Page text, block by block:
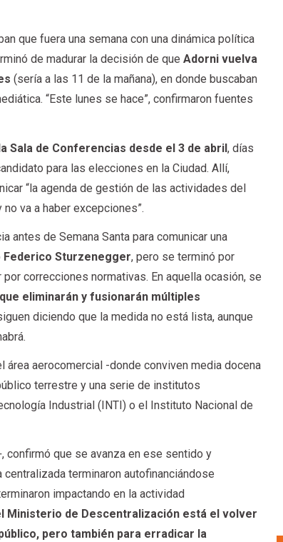
que fuera una semana con una dinámica política
de madurar la decisión de queAdorni vuelva
(sería a las 11 de la mañana), en donde buscaban
“Este lunes se hace”, confirmaron fuentes
Sala de Conferencias desde el 3 de abril, días
para las elecciones en la Ciudad. Allí,
“la agenda de gestión de las actividades del
va a haber excepciones”.
antes de Semana Santa para comunicar una
Federico Sturzenegger, pero se terminó por
correcciones normativas. En aquella ocasión, se
eliminarán y fusionarán múltiples
diciendo que la medida no está lista, aunque
aerocomercial -donde conviven media docena
terrestre y una serie de institutos
Industrial (INTI) o el Instituto Nacional de
confirmó que se avanza en ese sentido y
terminaron autofinanciándose
impactando en la actividad
Ministerio de Descentralización está el volver
pero también para erradicar la